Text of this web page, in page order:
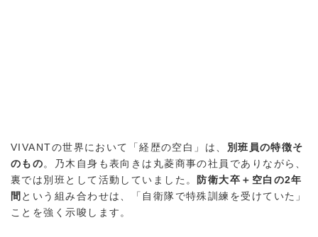
VIVANTの世界において「経歴の空白」は、 別班員の特徴そ
のもの。乃木自身も表向きは丸菱商事の社員でありながら、
裏では別班として活動していました。 防衛大卒＋空白の2年
間 という組み合わせは、「自衛隊で特殊訓練を受けていた」
ことを強く示唆します。